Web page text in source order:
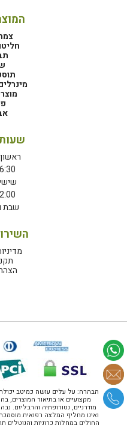
שבת
הבהרה: על עלים עושה כמיטב
מקצועיים או בתיאור המוצרים,
מודרניים, נטורופתיה והרבליזם.
ואינו מחליף המלצה רפואית
החולים במחלות כרוניות